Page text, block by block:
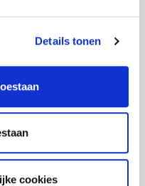
Details tonen
cookies
voor ex-
medewerkers met de